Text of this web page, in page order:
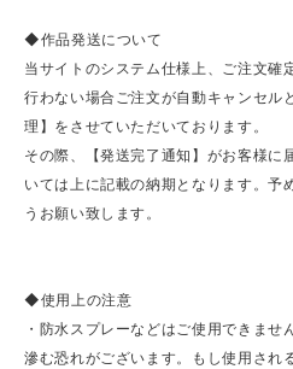
◆作品発送について
当サイトのシステム仕様上、ご注文確
行わない場合ご注文が自動キャンセル
理】をさせていただいております。
その際、【発送完了通知】がお客様に
いては上に記載の納期となります。予
うお願い致します。
◆使用上の注意
・防水スプレーなどはご使用できま
滲む恐れがございます。もし使用され